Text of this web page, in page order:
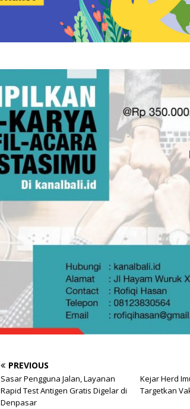
PREVIOUS
Sasar Pengguna Jalan, Layanan
Rapid Test Antigen Gratis Digelar di
Denpasar
Kejar Herd
Targetkan